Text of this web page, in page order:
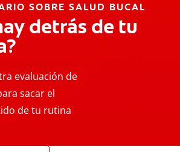
SOBRE SALUD BUCAL
detrás de tu
evaluación de
sacar el
de tu rutina